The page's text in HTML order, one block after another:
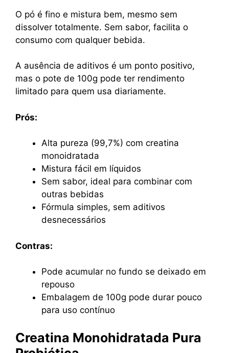
O pó é fino e mistura bem, mesmo sem
dissolver totalmente. Sem sabor, facilita o
consumo com qualquer bebida.
A ausência de aditivos é um ponto positivo,
mas o pote de 100g pode ter rendimento
limitado para quem usa diariamente.
Prós:
Alta pureza (99,7%) com creatina
monoidratada
Mistura fácil em líquidos
Sem sabor, ideal para combinar com
outras bebidas
Fórmula simples, sem aditivos
desnecessários
Contras:
Pode acumular no fundo se deixado em
repouso
Embalagem de 100g pode durar pouco
para uso contínuo
Creatina Monohidratada Pura